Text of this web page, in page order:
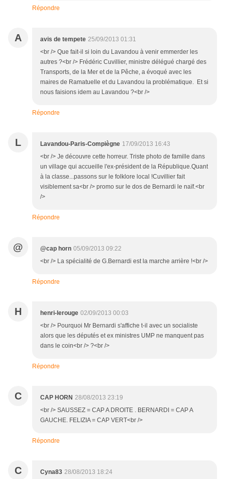
Répondre
A avis de tempete 25/09/2013 01:31
<br /> Que fait-il si loin du Lavandou à venir emmerder les
autres ?<br /> Frédéric Cuvillier, ministre délégué chargé des
Transports, de la Mer et de la Pêche, a évoqué avec les
maires de Ramatuelle et du Lavandou la problématique. Et si
nous faisions idem au Lavandou ?<br />
Répondre
L Lavandou-Paris-Compiègne 17/09/2013 16:43
<br /> Je découvre cette horreur. Triste photo de famille dans
un village qui accueille l'ex-président de la République.Quant
à la classe...passons sur le folklore local !Cuvillier fait
visiblement sa<br /> promo sur le dos de Bernardi le naïf.<br
/>
Répondre
@ @cap horn 05/09/2013 09:22
<br /> La spécialité de G.Bernardi est la marche arrière !<br />
Répondre
H henri-lerouge 02/09/2013 00:03
<br /> Pourquoi Mr Bernardi s'affiche t-il avec un socialiste
alors que les députés et ex ministres UMP ne manquent pas
dans le coin<br /> ?<br />
Répondre
C CAP HORN 28/08/2013 23:19
<br /> SAUSSEZ = CAP A DROITE . BERNARDI = CAP A
GAUCHE. FELIZIA = CAP VERT<br />
Répondre
C Cyna83 28/08/2013 18:24